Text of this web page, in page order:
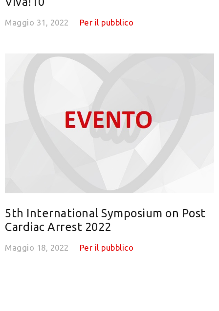
Maggio 31, 2022 Per il pubblico
5th International Symposium on Post
Cardiac Arrest 2022
Maggio 18, 2022 Per il pubblico